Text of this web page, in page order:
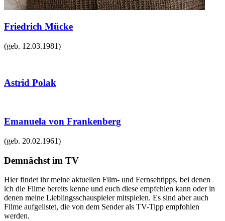
Friedrich Mücke
(geb. 12.03.1981)
Astrid Polak
Emanuela von Frankenberg
(geb. 20.02.1961)
Demnächst im TV
Hier findet ihr meine aktuellen Film- und Fernsehtipps, bei denen
ich die Filme bereits kenne und euch diese empfehlen kann oder in
denen meine Lieblingsschauspieler mitspielen. Es sind aber auch
Filme aufgelistet, die von dem Sender als TV-Tipp empfohlen
werden.